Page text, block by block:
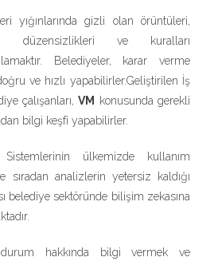
yığınlarında gizli olan örüntüleri,
düzensizlikleri ve kuralları
Belediyeler, karar verme
ve hızlı yapabilirler.Geliştirilen İş
çalışanları,VM
konusunda gerekli
bilgi keşfi yapabilirler.
ülkemizde kullanım
sıradan analizlerin yetersiz kaldığı
belediye sektöründe bilişim zekasına
hakkında bilgi vermek ve